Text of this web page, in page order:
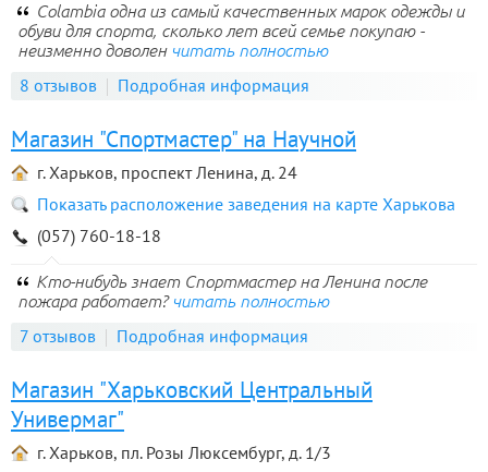
Colambia одна из самый качественных марок одежды и
обуви для спорта, сколько лет всей семье покупаю -
неизменно доволен читать полностью
8 отзывов Подробная информация
Магазин "Спортмастер" на Научной
г. Харьков, проспект Ленина, д. 24
Показать расположение заведения на карте Харькова
(057) 760-18-18
Кто-нибудь знает Спортмастер на Ленина после
пожара работает? читать полностью
7 отзывов Подробная информация
Магазин "Харьковский Центральный
Универмаг"
г. Харьков, пл. Розы Люксембург, д. 1/3